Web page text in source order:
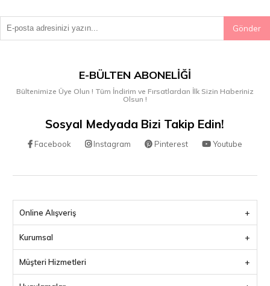
Gönder
E-BÜLTEN ABONELIĞI
Bültenimize Üye Olun ! Tüm İndirim ve Fırsatlardan İlk Sizin Haberiniz
Olsun !
Sosyal Medyada Bizi Takip Edin!
Facebook Instagram Pinterest Youtube
Online Alışveriş
Kurumsal
Müşteri Hizmetleri